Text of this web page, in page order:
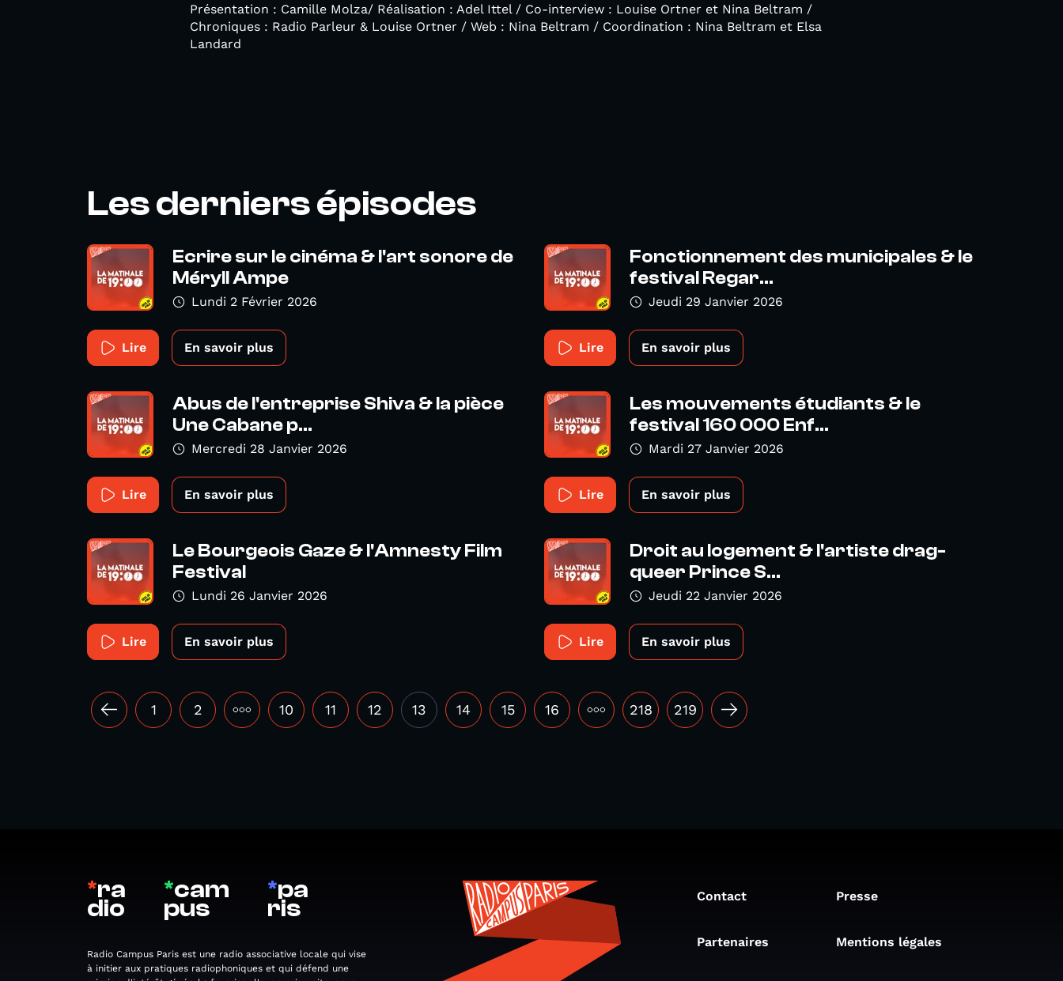
Présentation : Camille Molza/ Réalisation : Adel Ittel / Co-interview : Louise Ortner et Nina Beltram /
Chroniques : Radio Parleur & Louise Ortner / Web : Nina Beltram / Coordination : Nina Beltram et Elsa
Landard
Les derniers épisodes
Ecrire sur le cinéma & l'art sonore de
Méryll Ampe
Lundi 2 Février 2026
Lire En savoir plus
Fonctionnement des municipales & le
festival Regar...
Jeudi 29 Janvier 2026
Lire En savoir plus
Abus de l'entreprise Shiva & la pièce
Une Cabane p...
Mercredi 28 Janvier 2026
Lire En savoir plus
Les mouvements étudiants & le
festival 160 000 Enf...
Mardi 27 Janvier 2026
Lire En savoir plus
Le Bourgeois Gaze & l'Amnesty Film
Festival
Lundi 26 Janvier 2026
Lire En savoir plus
Droit au logement & l'artiste drag-
queer Prince S...
Jeudi 22 Janvier 2026
Lire En savoir plus
1 2 ••• 10 11 12 13 14 15 16 ••• 218 219
*ra
dio
*cam
pus
*pa
ris
Radio Campus Paris est une radio associative locale qui vise
à initier aux pratiques radiophoniques et qui défend une
Contact Presse
Partenaires Mentions légales